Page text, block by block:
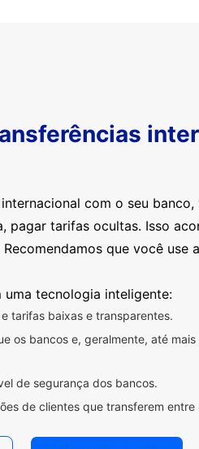
com o seu
pagar tarifas ocultas. Isso
que você use a
uma tecnologia inteligente:
tarifas baixas e transparentes.
os bancos e, geralmente, até
de segurança dos bancos.
de clientes que transferem